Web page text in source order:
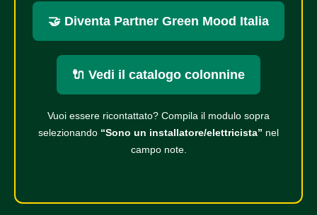
🤝 Diventa Partner Green Mood Italia
🔌 Vedi il catalogo colonnine
Vuoi essere ricontattato? Compila il modulo sopra
selezionando “Sono un installatore/elettricista” nel
campo note.